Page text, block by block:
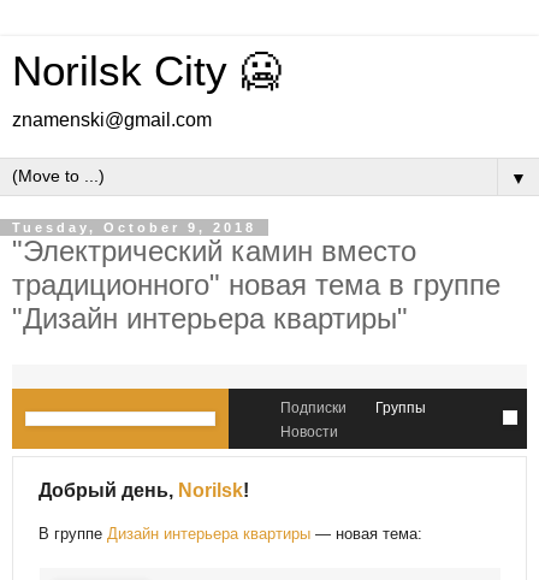
Norilsk City 🥶
znamenski@gmail.com
▼
Tuesday, October 9, 2018
"Электрический камин вместо
традиционного" новая тема в группе
"Дизайн интерьера квартиры"
Подписки
Группы
Новости
Добрый день, Norilsk!
В группе Дизайн интерьера квартиры — новая тема: